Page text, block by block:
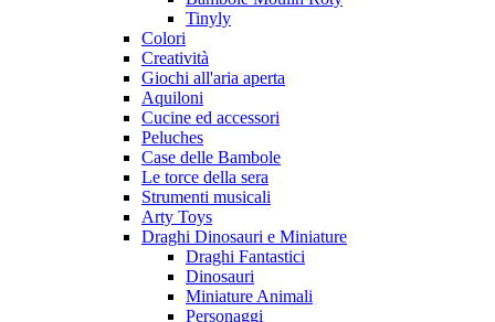
Tinyly
Colori
Creatività
Giochi all'aria aperta
Aquiloni
Cucine ed accessori
Peluches
Case delle Bambole
Le torce della sera
Strumenti musicali
Arty Toys
Draghi Dinosauri e Miniature
Draghi Fantastici
Dinosauri
Miniature Animali
Personaggi